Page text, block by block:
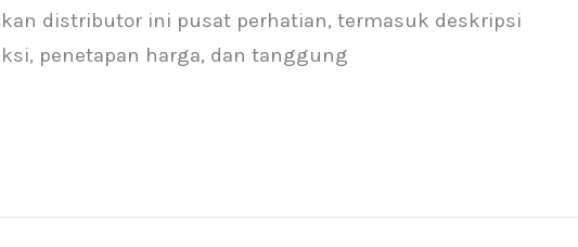
distributor ini pusat perhatian, termasuk deskripsi
penetapan harga, dan tanggung